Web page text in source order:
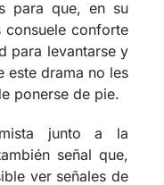
para levantarse y
este drama no les
ponerse de pie.
junto a la
ver señales de